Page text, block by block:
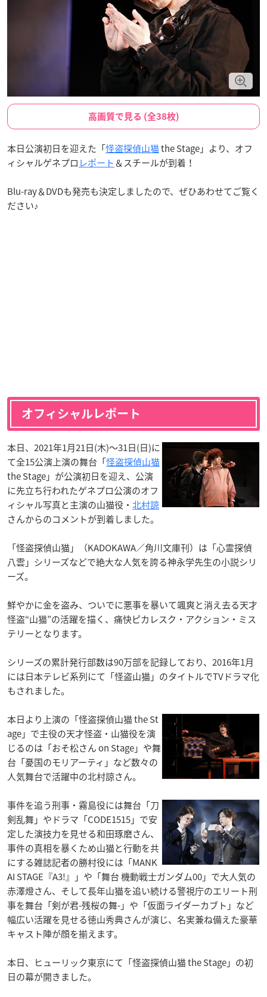
高画質で見る (全38枚)
本日公演初日を迎えた「怪盗探偵山猫the Stage」より、オフ
ィシャルゲネプロ レポート ＆スチールが到着！
Blu-ray＆DVDも発売も決定しましたので、ぜひあわせてご覧く
ださい♪
オフィシャルレポート
本日、2021年1月21日(木)～31日(日)に
て全15公演上演の舞台「怪盗探偵山猫
the Stage」が公演初日を迎え、公演
に先立ち行われたゲネプロ公演のオフ
ィシャル写真と主演の山猫役・ 北村諒
さんからのコメントが到着しました。
「怪盗探偵山猫」（KADOKAWA／角川文庫刊）は「心霊探偵
八雲」シリーズなどで絶大な人気を誇る神永学先生の小説シリ
ーズ。
鮮やかに金を盗み、ついでに悪事を暴いて颯爽と消え去る天才
怪盗“山猫”の活躍を描く、痛快ピカレスク・アクション・ミス
テリーとなります。
シリーズの累計発行部数は90万部を記録しており、2016年1月
には日本テレビ系列にて「怪盗山猫」のタイトルでTVドラマ化
もされました。
本日より上演の「怪盗探偵山猫 the St
age」で主役の天才怪盗・山猫役を演
じるのは「おそ松さん on Stage」や舞
台「憂国のモリアーティ」など数々の
人気舞台で活躍中の北村諒さん。
事件を追う刑事・霧島役には舞台「刀
剣乱舞」やドラマ「CODE1515」で安
定した演技力を見せる和田琢磨さん、
事件の真相を暴くため山猫と行動を共
にする雑誌記者の勝村役には「MANK
AI STAGE『A3!』」や「舞台 機動戦士ガンダム00」で大人気の
赤澤燈さん、そして長年山猫を追い続ける警視庁のエリート刑
事を舞台「剣が君-残桜の舞-」や「仮面ライダーカブト」など
幅広い活躍を見せる徳山秀典さんが演じ、名実兼ね備えた豪華
キャスト陣が顔を揃えます。
本日、ヒューリック東京にて「怪盗探偵山猫 the Stage」の初
日の幕が開きました。